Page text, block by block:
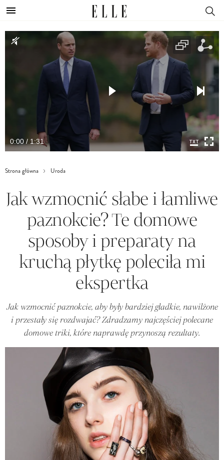
0:00 / 1:31
Strona główna Uroda
Jak wzmocnić słabe i łamliwe
paznokcie? Te domowe
sposoby i preparaty na
kruchą płytkę poleciła mi
ekspertka
Jak wzmocnić paznokcie, aby były bardziej gładkie, nawilżone
i przestały się rozdwajać? Zdradzamy najczęściej polecane
domowe triki, które naprawdę przynoszą rezultaty.